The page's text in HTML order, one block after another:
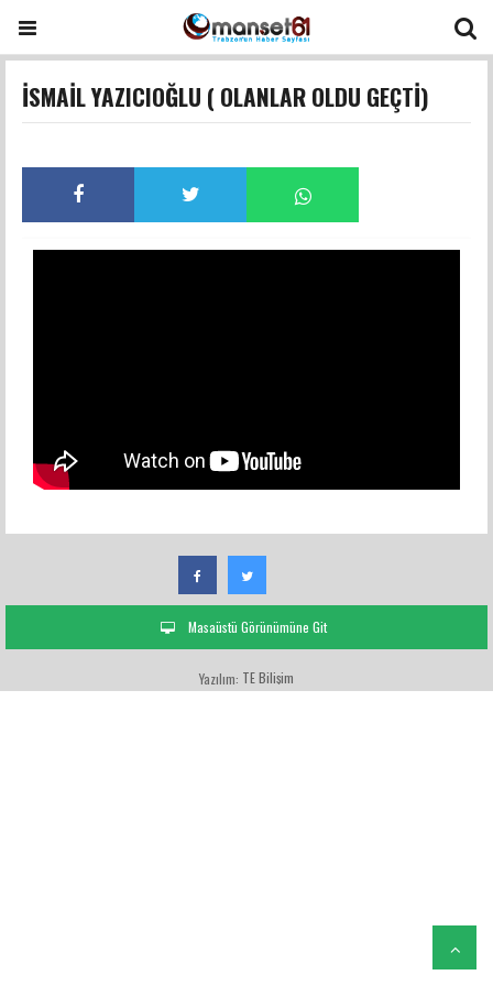
İSMAİL YAZICIOĞLU ( OLANLAR OLDU GEÇTİ)
Masaüstü Görünümüne Git
Yazılım: TE Bilişim